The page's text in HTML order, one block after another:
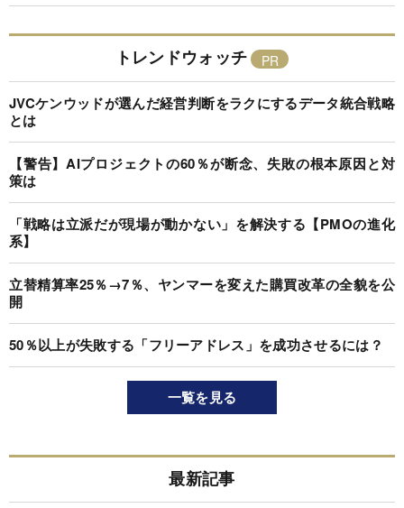
トレンドウォッチ
JVCケンウッドが選んだ経営判断をラクにするデータ統合戦略
とは
【警告】AIプロジェクトの60％が断念、失敗の根本原因と対
策は
「戦略は立派だが現場が動かない」を解決する【PMOの進化
系】
立替精算率25％→7％、ヤンマーを変えた購買改革の全貌を公
開
50％以上が失敗する「フリーアドレス」を成功させるには？
一覧を見る
最新記事